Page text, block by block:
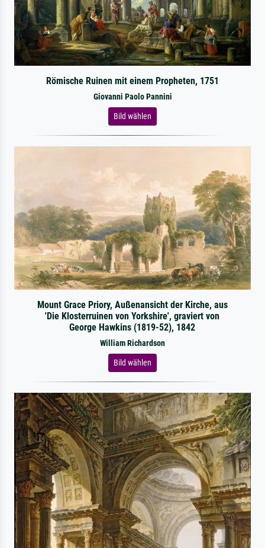
Römische Ruinen mit einem Propheten, 1751
Giovanni Paolo Pannini
Bild wählen
Mount Grace Priory, Außenansicht der Kirche, aus
'Die Klosterruinen von Yorkshire', graviert von
George Hawkins (1819-52), 1842
William Richardson
Bild wählen